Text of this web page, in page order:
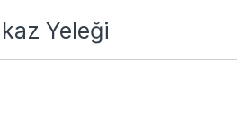
Yeleği